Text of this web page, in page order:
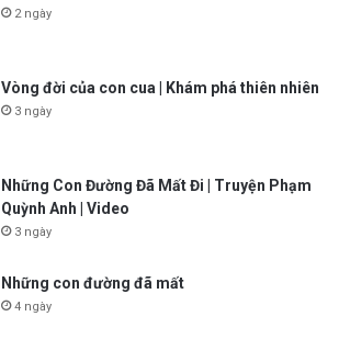
2 ngày
Vòng đời của con cua | Khám phá thiên nhiên
3 ngày
Những Con Đường Đã Mất Đi | Truyện Phạm
Quỳnh Anh | Video
3 ngày
Những con đường đã mất
4 ngày